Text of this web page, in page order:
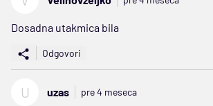
Dosadna utakmica bila
Odgovori
U uzas pre 4 meseca